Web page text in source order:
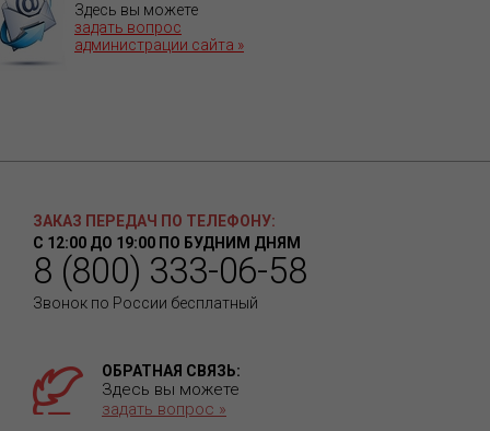
Здесь вы можете
задать вопрос
администрации сайта »
ЗАКАЗ ПЕРЕДАЧ ПО ТЕЛЕФОНУ:
С 12:00 ДО 19:00 ПО БУДНИМ ДНЯМ
8 (800) 333-06-58
Звонок по России бесплатный
ОБРАТНАЯ СВЯЗЬ:
Здесь вы можете
задать вопрос »